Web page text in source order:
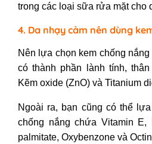
trong các loại sữa rửa mặt cho
4. Da nhạy cảm nên dùng
Nên lựa chọn kem chống
có thành phần lành tính,
Kẽm oxide (ZnO) và Titanium
Ngoài ra, bạn cũng có thể
chống nắng chứa Vitamin E,
palmitate, Oxybenzone và